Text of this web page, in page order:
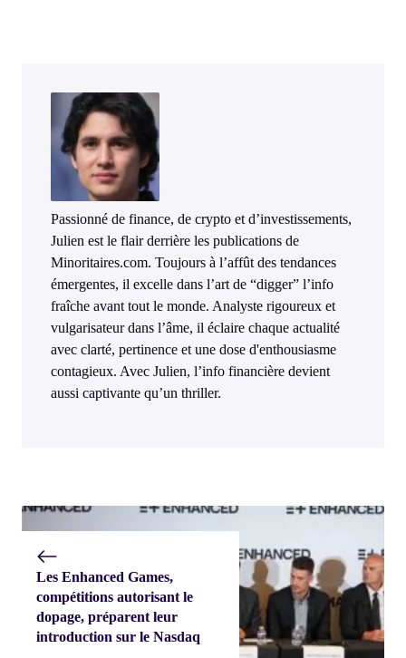
Passionné de finance, de crypto et d’investissements,
Julien est le flair derrière les publications de
Minoritaires.com. Toujours à l’affût des tendances
émergentes, il excelle dans l’art de “digger” l’info
fraîche avant tout le monde. Analyste rigoureux et
vulgarisateur dans l’âme, il éclaire chaque actualité
avec clarté, pertinence et une dose d'enthousiasme
contagieux. Avec Julien, l’info financière devient
aussi captivante qu’un thriller.
Les Enhanced Games,
compétitions autorisant le
dopage, préparent leur
introduction sur le Nasdaq